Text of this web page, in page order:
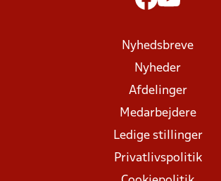
Nyhedsbreve
Nyheder
Afdelinger
Medarbejdere
Ledige stillinger
Privatlivspolitik